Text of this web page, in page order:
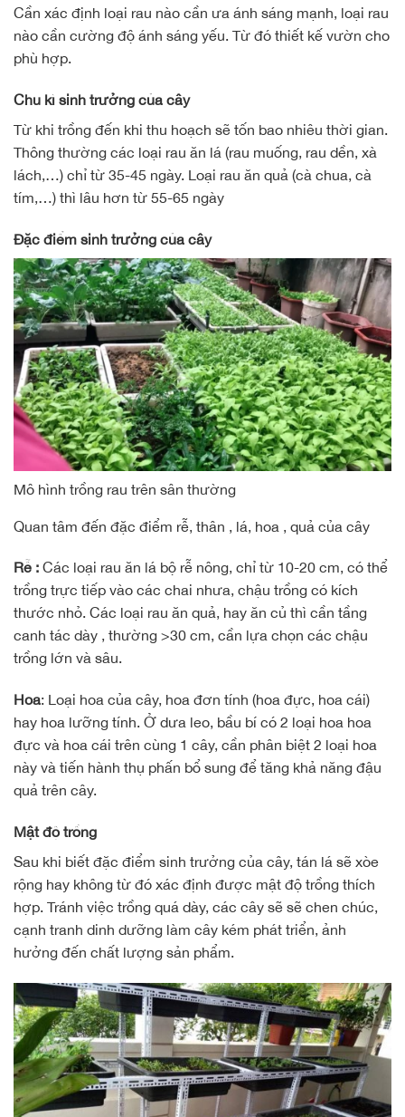
Cần xác định loại rau nào cần ưa ánh sáng mạnh, loại rau
nào cần cường độ ánh sáng yếu. Từ đó thiết kế vườn cho
phù hợp.
Chu kì sinh trưởng của cây
Từ khi trồng đến khi thu hoạch sẽ tốn bao nhiêu thời gian.
Thông thường các loại rau ăn lá (rau muống, rau dền, xà
lách,…) chỉ từ 35-45 ngày. Loại rau ăn quả (cà chua, cà
tím,…) thì lâu hơn từ 55-65 ngày
Đặc điểm sinh trưởng của cây
Mô hình trồng rau trên sân thường
Quan tâm đến đặc điểm rễ, thân , lá, hoa , quả của cây
Rễ : Các loại rau ăn lá bộ rễ nông, chỉ từ 10-20 cm, có thể
trồng trực tiếp vào các chai nhưa, chậu trồng có kích
thước nhỏ. Các loại rau ăn quả, hay ăn củ thì cần tầng
canh tác dày , thường >30 cm, cần lựa chọn các chậu
trồng lớn và sâu.
Hoa: Loại hoa của cây, hoa đơn tính (hoa đực, hoa cái)
hay hoa lưỡng tính. Ở dưa leo, bầu bí có 2 loại hoa hoa
đực và hoa cái trên cùng 1 cây, cần phân biệt 2 loại hoa
này và tiến hành thụ phấn bổ sung để tăng khả năng đậu
quả trên cây.
Mật độ trồng
Sau khi biết đặc điểm sinh trưởng của cây, tán lá sẽ xòe
rộng hay không từ đó xác định được mật độ trồng thích
hợp. Tránh việc trồng quá dày, các cây sẽ sẽ chen chúc,
cạnh tranh dinh dưỡng làm cây kém phát triển, ảnh
hưởng đến chất lượng sản phẩm.